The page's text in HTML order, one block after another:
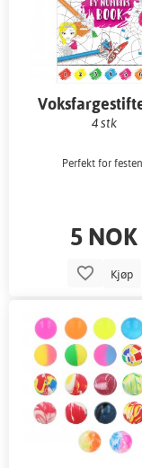
fiskedam
4 stk
Perfekt for
5 NOK
Kjøp